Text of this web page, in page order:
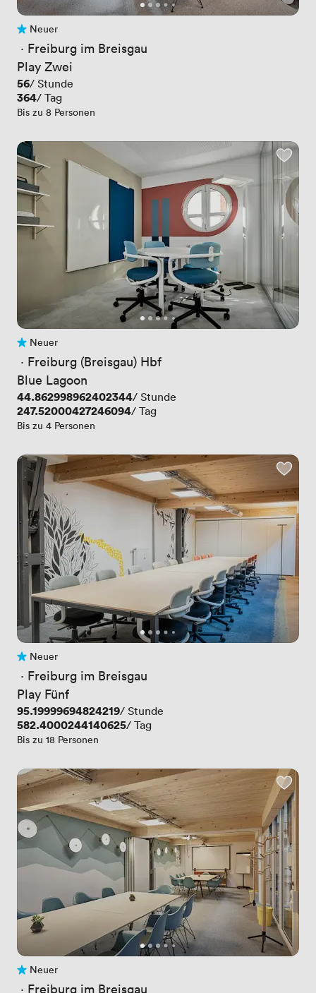
Noch keine Bewertungen
Neuer
· Freiburg im Breisgau
Play Zwei
Preis
56/ Stunde
Preis
364/ Tag
Bis zu 8 Personen
Noch keine Bewertungen
Neuer
· Freiburg (Breisgau) Hbf
Blue Lagoon
Preis
44.862998962402344/ Stunde
Preis
247.52000427246094/ Tag
Bis zu 4 Personen
Noch keine Bewertungen
Neuer
· Freiburg im Breisgau
Play Fünf
Preis
95.19999694824219/ Stunde
Preis
582.4000244140625/ Tag
Bis zu 18 Personen
Noch keine Bewertungen
Neuer
· Freiburg im Breisgau